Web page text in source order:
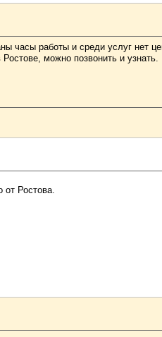
часы работы и среди услуг
можно позвонить и узнать.
Ростова.